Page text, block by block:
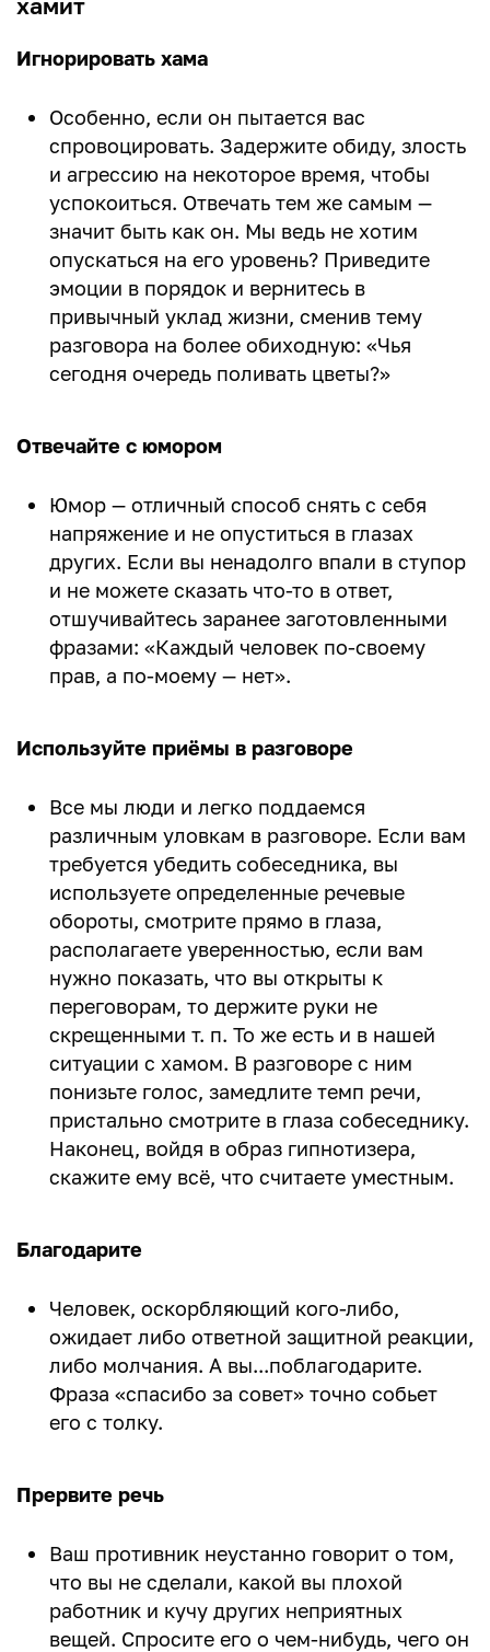
Игнорировать хама
Особенно, если он пытается вас
спровоцировать. Задержите обиду, злость
и агрессию на некоторое время, чтобы
успокоиться. Отвечать тем же самым —
значит быть как он. Мы ведь не хотим
опускаться на его уровень? Приведите
эмоции в порядок и вернитесь в
привычный уклад жизни, сменив тему
разговора на более обиходную: «Чья
сегодня очередь поливать цветы?»
Отвечайте с юмором
Юмор — отличный способ снять с себя
напряжение и не опуститься в глазах
других. Если вы ненадолго впали в ступор
и не можете сказать что-то в ответ,
отшучивайтесь заранее заготовленными
фразами: «Каждый человек по-своему
прав, а по-моему — нет».
Используйте приёмы в разговоре
Все мы люди и легко поддаемся
различным уловкам в разговоре. Если вам
требуется убедить собеседника, вы
используете определенные речевые
обороты, смотрите прямо в глаза,
располагаете уверенностью, если вам
нужно показать, что вы открыты к
переговорам, то держите руки не
скрещенными т. п. То же есть и в нашей
ситуации с хамом. В разговоре с ним
понизьте голос, замедлите темп речи,
пристально смотрите в глаза собеседнику.
Наконец, войдя в образ гипнотизера,
скажите ему всё, что считаете уместным.
Благодарите
Человек, оскорбляющий кого-либо,
ожидает либо ответной защитной реакции,
либо молчания. А вы...поблагодарите.
Фраза «спасибо за совет» точно собьет
его с толку.
Прервите речь
Ваш противник неустанно говорит о том,
что вы не сделали, какой вы плохой
работник и кучу других неприятных
вещей. Спросите его о чем-нибудь, чего он